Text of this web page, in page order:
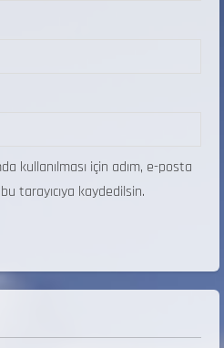
kullanılması için adım, e-posta
tarayıcıya kaydedilsin.